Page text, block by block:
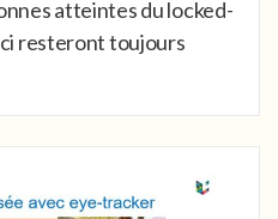
atteintes du locked-
resteront toujours